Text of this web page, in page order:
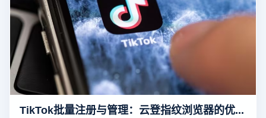
TikTok批量注册与管理：云登指纹浏览器的优势分析